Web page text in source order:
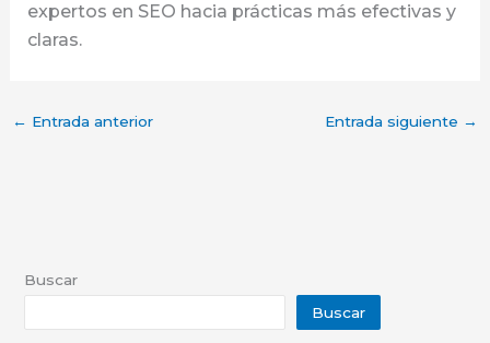
expertos en SEO hacia prácticas más efectivas y
claras.
← Entrada anterior Entrada siguiente →
Buscar
Buscar